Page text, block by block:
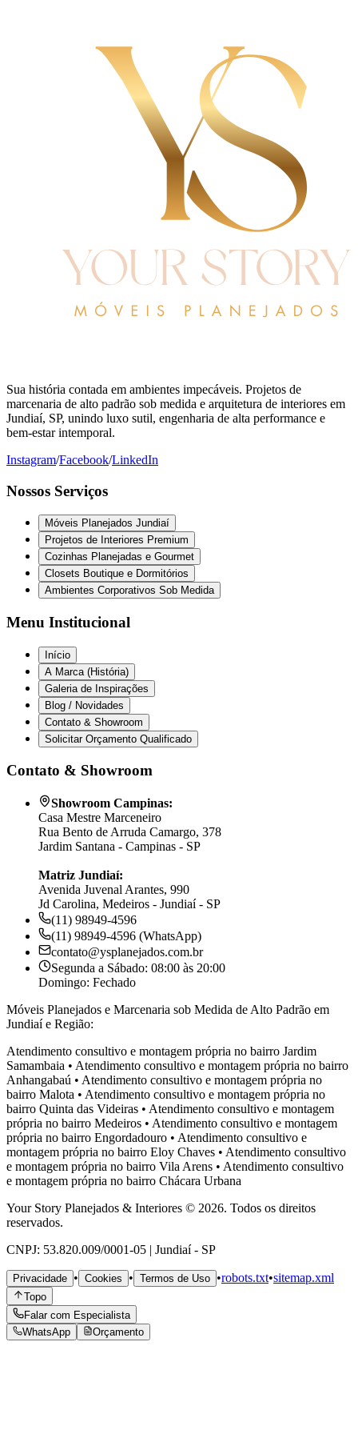
Sua história contada em ambientes impecáveis. Projetos de
marcenaria de alto padrão sob medida e arquitetura de interiores em
Jundiaí, SP, unindo luxo sutil, engenharia de alta performance e
bem-estar intemporal.
Instagram/Facebook/LinkedIn
Nossos Serviços
Móveis Planejados Jundiaí
Projetos de Interiores Premium
Cozinhas Planejadas e Gourmet
Closets Boutique e Dormitórios
Ambientes Corporativos Sob Medida
Menu Institucional
Início
A Marca (História)
Galeria de Inspirações
Blog / Novidades
Contato & Showroom
Solicitar Orçamento Qualificado
Contato & Showroom
Showroom Campinas:
Casa Mestre Marceneiro
Rua Bento de Arruda Camargo, 378
Jardim Santana - Campinas - SP
Matriz Jundiaí:
Avenida Juvenal Arantes, 990
Jd Carolina, Medeiros - Jundiaí - SP
(11) 98949-4596
(11) 98949-4596 (WhatsApp)
contato@ysplanejados.com.br
Segunda a Sábado: 08:00 às 20:00
Domingo: Fechado
Móveis Planejados e Marcenaria sob Medida de Alto Padrão em
Jundiaí e Região:
Atendimento consultivo e montagem própria no bairro Jardim
Samambaia • Atendimento consultivo e montagem própria no bairro
Anhangabaú • Atendimento consultivo e montagem própria no
bairro Malota • Atendimento consultivo e montagem própria no
bairro Quinta das Videiras • Atendimento consultivo e montagem
própria no bairro Medeiros • Atendimento consultivo e montagem
própria no bairro Engordadouro • Atendimento consultivo e
montagem própria no bairro Eloy Chaves • Atendimento consultivo
e montagem própria no bairro Vila Arens • Atendimento consultivo
e montagem própria no bairro Chácara Urbana
Your Story Planejados & Interiores © 2026. Todos os direitos
reservados.
CNPJ: 53.820.009/0001-05 | Jundiaí - SP
Privacidade • Cookies • Termos de Uso •robots.txt•sitemap.xml
Topo
Falar com Especialista
WhatsApp
Orçamento